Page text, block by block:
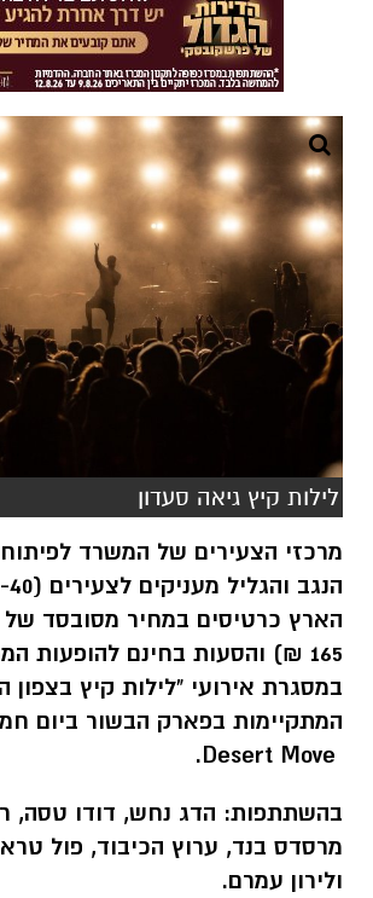
לילות קיץ גיאה סעדון
מרכזי הצעירים של המשרד לפיתוח
165 ₪) והסעות בחינם להופעות
במסגרת אירועי "לילות קיץ בצפון
המתקיימות בפארק הבשור ביום חמישי,
Desert Move
.
בהשתתפות: הדג נחש, דודו טסה,
מרסדס בנד, ערוץ הכיבוד, פול
ולירון עמרם.